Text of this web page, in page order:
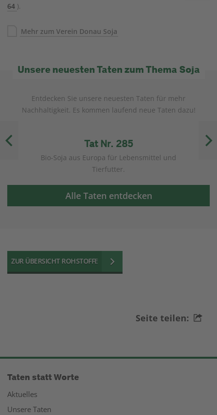
64 ).
Mehr zum Verein Donau Soja
Unsere neuesten Taten zum Thema Soja
Entdecken Sie unsere neuesten Taten für mehr
Nachhaltigkeit. Es kommen laufend neue Taten dazu!
Tat Nr. 285
Bio-Soja aus Europa für Lebensmittel und
Tierfutter.
Alle Taten entdecken
ZUR ÜBERSICHT ROHSTOFFE
Seite teilen:
Taten statt Worte
Aktuelles
Unsere Taten